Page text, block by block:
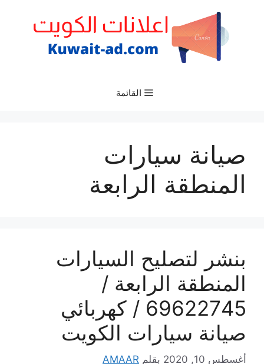
القائمة
صيانة سيارات
المنطقة الرابعة
بنشر لتصليح السيارات
المنطقة الرابعة /
69622745 / كهربائي
صيانة سيارات الكويت
أغسطس 10, 2020 بقلم AMAAR